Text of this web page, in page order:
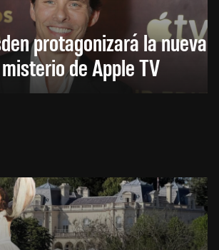
protagonizará la nueva
de Apple TV